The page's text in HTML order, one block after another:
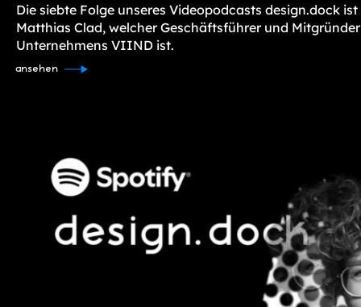
Die siebte Folge unseres Videopodcasts design.dock
Matthias Clad, welcher Geschäftsführer und
Unternehmens VIIND ist.
ansehen